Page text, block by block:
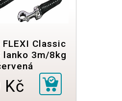
Classic
lanko 3m/8kg
Kč